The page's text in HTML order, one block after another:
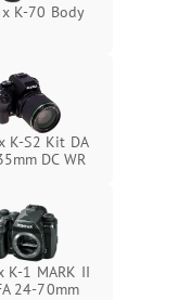
K-70 Body
K-S2 Kit DA
DC WR
K-1 MARK II
24-70mm